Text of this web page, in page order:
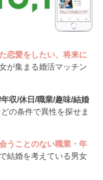
恋愛をしたい、将来に
が集まる婚活マッチン
収/休日/職業/趣味/結婚
の条件で異性を探せま
うことのない職業・年
結婚を考えている男女